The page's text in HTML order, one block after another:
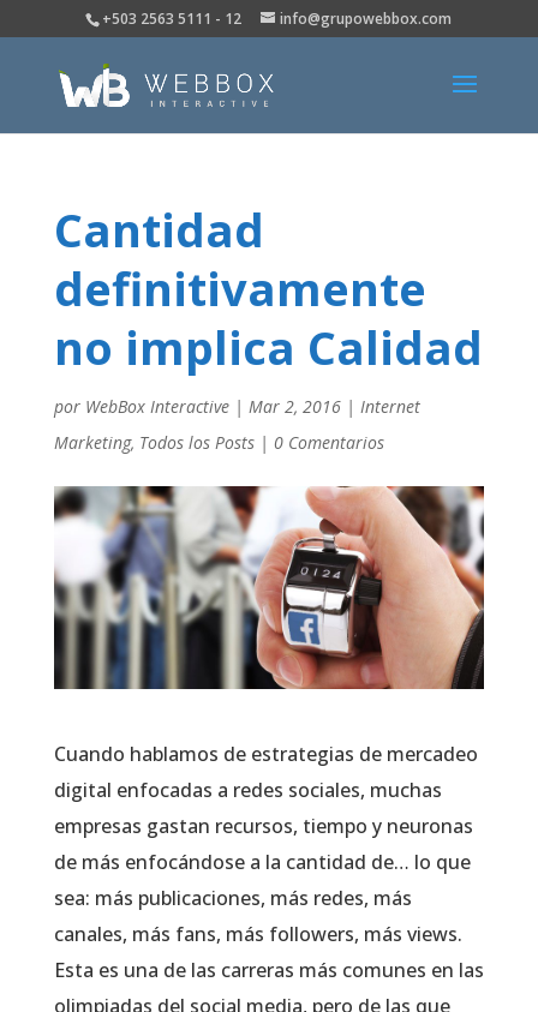
+503 2563 5111 - 12 info@grupowebbox.com
Cantidad
definitivamente
no implica Calidad
por WebBox Interactive| Mar 2, 2016| Internet
Marketing, Todos los Posts| 0 Comentarios
Cuando hablamos de estrategias de mercadeo
digital enfocadas a redes sociales, muchas
empresas gastan recursos, tiempo y neuronas
de más enfocándose a la cantidad de… lo que
sea: más publicaciones, más redes, más
canales, más fans, más followers, más views.
Esta es una de las carreras más comunes en las
olimpiadas del social media, pero de las que